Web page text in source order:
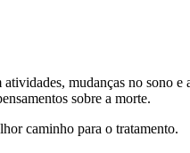
mudanças no sono
sobre a morte.
caminho para o tratamento.